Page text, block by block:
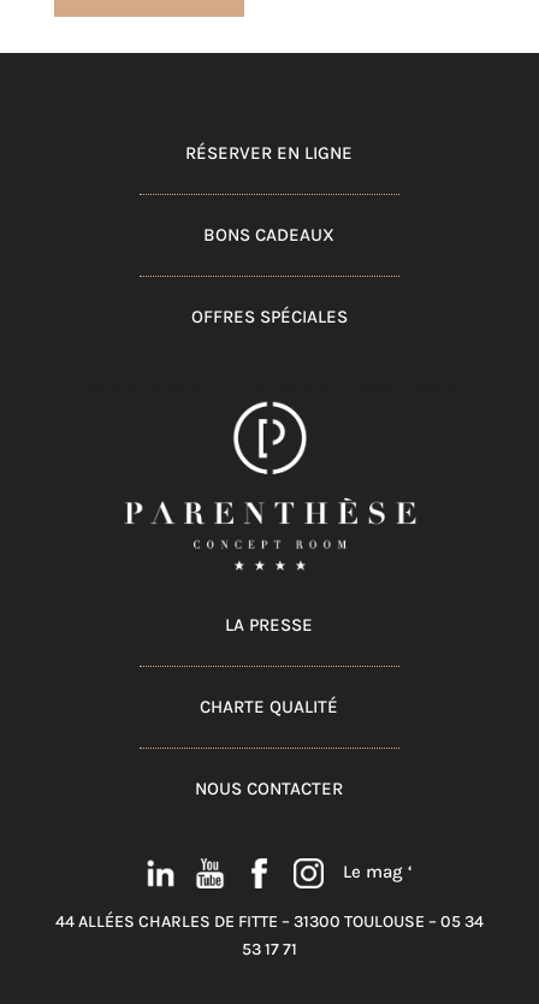
RÉSERVER EN LIGNE
BONS CADEAUX
OFFRES SPÉCIALES
LA PRESSE
CHARTE QUALITÉ
NOUS CONTACTER
Le mag ‘
44 ALLÉES CHARLES DE FITTE – 31300 TOULOUSE – 05 34
53 17 71